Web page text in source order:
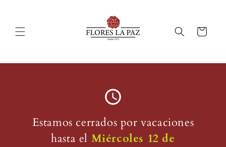
Carrito
Estamos cerrados por vacaciones
hasta el Miércoles 12 de